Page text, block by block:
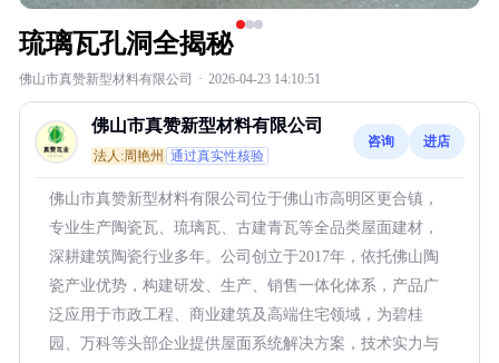
琉璃瓦孔洞全揭秘
佛山市真赞新型材料有限公司 · 2026-04-23 14:10:51
佛山市真赞新型材料有限公司
法人:周艳州 通过真实性核验
咨询 进店
佛山市真赞新型材料有限公司位于佛山市高明区更合镇，
专业生产陶瓷瓦、琉璃瓦、古建青瓦等全品类屋面建材，
深耕建筑陶瓷行业多年。公司创立于2017年，依托佛山陶
瓷产业优势，构建研发、生产、销售一体化体系，产品广
泛应用于市政工程、商业建筑及高端住宅领域，为碧桂
园、万科等头部企业提供屋面系统解决方案，技术实力与